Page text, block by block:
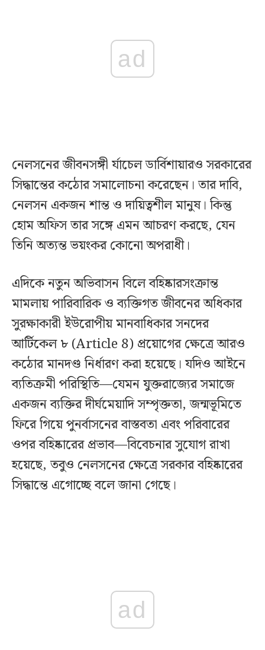
ad
নেলসনের জীবনসঙ্গী র্যাচেল ডার্বিশায়ারও সরকারের
সিদ্ধান্তের কঠোর সমালোচনা করেছেন। তার দাবি,
নেলসন একজন শান্ত ও দায়িত্বশীল মানুষ। কিন্তু
হোম অফিস তার সঙ্গে এমন আচরণ করছে, যেন
তিনি অত্যন্ত ভয়ংকর কোনো অপরাধী।
এদিকে নতুন অভিবাসন বিলে বহিষ্কারসংক্রান্ত
মামলায় পারিবারিক ও ব্যক্তিগত জীবনের অধিকার
সুরক্ষাকারী ইউরোপীয় মানবাধিকার সনদের
আর্টিকেল ৮ (Article 8) প্রয়োগের ক্ষেত্রে আরও
কঠোর মানদণ্ড নির্ধারণ করা হয়েছে। যদিও আইনে
ব্যতিক্রমী পরিস্থিতি—যেমন যুক্তরাজ্যের সমাজে
একজন ব্যক্তির দীর্ঘমেয়াদি সম্পৃক্ততা, জন্মভূমিতে
ফিরে গিয়ে পুনর্বাসনের বাস্তবতা এবং পরিবারের
ওপর বহিষ্কারের প্রভাব—বিবেচনার সুযোগ রাখা
হয়েছে, তবুও নেলসনের ক্ষেত্রে সরকার বহিষ্কারের
সিদ্ধান্তে এগোচ্ছে বলে জানা গেছে।
ad